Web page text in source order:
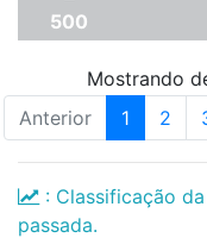
500
Mostrando
Anterior
1 2
: Classificação
passada.